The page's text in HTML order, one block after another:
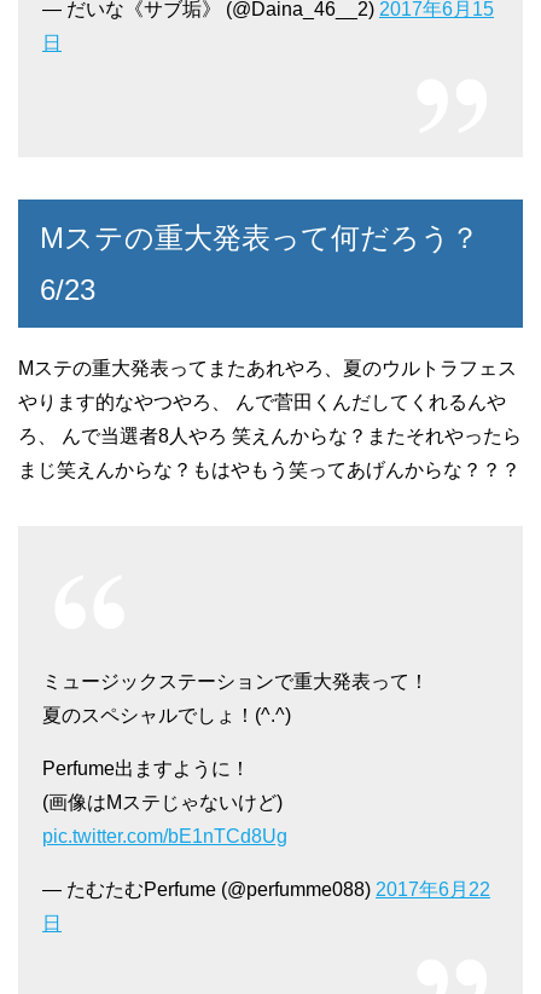
— だいな《サブ垢》 (@Daina_46__2) 2017年6月15
日
Mステの重大発表って何だろう？
6/23
Mステの重大発表ってまたあれやろ、夏のウルトラフェス
やります的なやつやろ、 んで菅田くんだしてくれるんや
ろ、 んで当選者8人やろ 笑えんからな？またそれやったら
まじ笑えんからな？もはやもう笑ってあげんからな？？？
ミュージックステーションで重大発表って！
夏のスペシャルでしょ！(^.^)
Perfume出ますように！
(画像はMステじゃないけど)
pic.twitter.com/bE1nTCd8Ug
— たむたむPerfume (@perfumme088) 2017年6月22
日